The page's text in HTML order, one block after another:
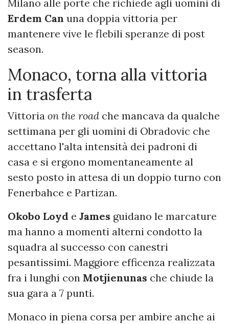
Milano alle porte che richiede agli uomini di
Erdem Can una doppia vittoria per
mantenere vive le flebili speranze di post
season.
Monaco, torna alla vittoria
in trasferta
Vittoria on the road che mancava da qualche
settimana per gli uomini di Obradovic che
accettano l'alta intensità dei padroni di
casa e si ergono momentaneamente al
sesto posto in attesa di un doppio turno con
Fenerbahce e Partizan.
Okobo Loyd e James guidano le marcature
ma hanno a momenti alterni condotto la
squadra al successo con canestri
pesantissimi. Maggiore efficenza realizzata
fra i lunghi con Motjienunas che chiude la
sua gara a 7 punti.
Monaco in piena corsa per ambire anche ai